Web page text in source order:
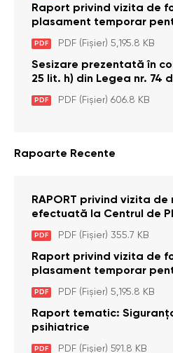
Raport privind vizita de
plasament temporar
dizabilități (adulte)
2026)
PDF PDF (Fișier) 5,195.8 KB
Sesizare prezentată în
25 lit. h) din Legea nr. 74
privire la Curtea
Legea cu privire la
PDF PDF (Fișier) 606.8 KB
Rapoarte Recente
RAPORT privind vizita
efectuată la Centrul de
pentru Persoane cu
Brînzeni, r. Edineț, din
PDF PDF (Fișier) 355.7 KB
Raport privind vizita de
plasament temporar
dizabilități (adulte)
2026)
PDF PDF (Fișier) 5,195.8 KB
Raport tematic:
psihiatrice
PDF PDF (Fișier) 591.8 KB